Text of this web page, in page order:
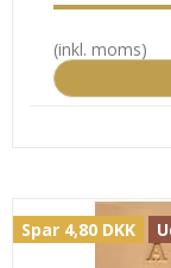
(inkl. moms)
Spar 4,80 DKK